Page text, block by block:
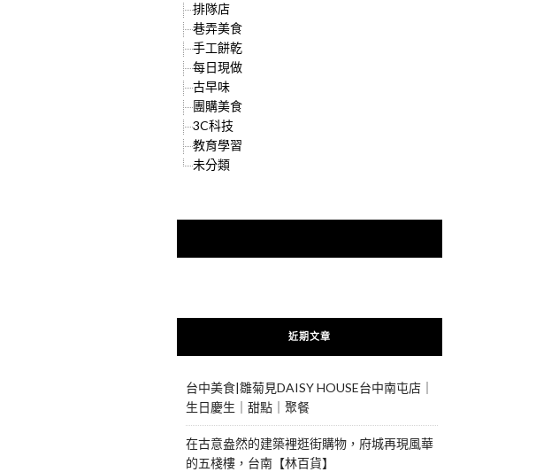
排隊店
巷弄美食
手工餅乾
每日現做
古早味
團購美食
3C科技
教育學習
未分類
近期文章
台中美食|雛菊見DAISY HOUSE台中南屯店｜
生日慶生｜甜點｜聚餐
在古意盎然的建築裡逛街購物，府城再現風華
的五棧樓，台南【林百貨】